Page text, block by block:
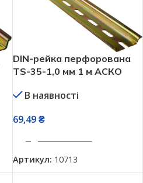
DIN-рейка перфорована
TS-35-1,0 мм 1 м АСКО
В наявності
69,49₴
Артикул: 10713